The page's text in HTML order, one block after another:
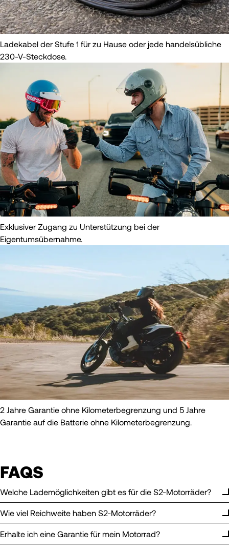
Ladekabel der Stufe 1 für zu Hause oder jede handelsübliche
230-V-Steckdose.
Exklusiver Zugang zu Unterstützung bei der
Eigentumsübernahme.
2 Jahre Garantie ohne Kilometerbegrenzung und 5 Jahre
Garantie auf die Batterie ohne Kilometerbegrenzung.
FAQS
Welche Lademöglichkeiten gibt es für die S2-Motorräder?
Wie viel Reichweite haben S2-Motorräder?
Erhalte ich eine Garantie für mein Motorrad?